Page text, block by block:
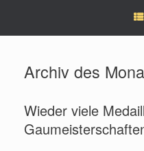
Archiv des
Wieder viele